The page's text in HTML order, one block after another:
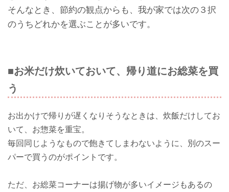
そんなとき、節約の観点からも、我が家では次の３択
のうちどれかを選ぶことが多いです。
■お米だけ炊いておいて、帰り道にお総菜を買
う
お出かけで帰りが遅くなりそうなときは、炊飯だけしてお
いて、お惣菜を重宝。
毎回同じようなもので飽きてしまわないように、別のスー
パーで買うのがポイントです。
ただ、お総菜コーナーは揚げ物が多いイメージもあるの